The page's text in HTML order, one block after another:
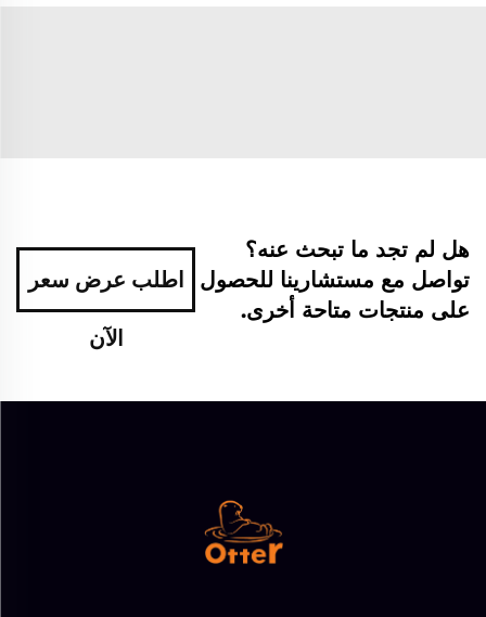
هل لم تجد ما تبحث عنه؟
تواصل مع مستشارينا للحصول
على منتجات متاحة أخرى.
اطلب عرض سعر
الآن